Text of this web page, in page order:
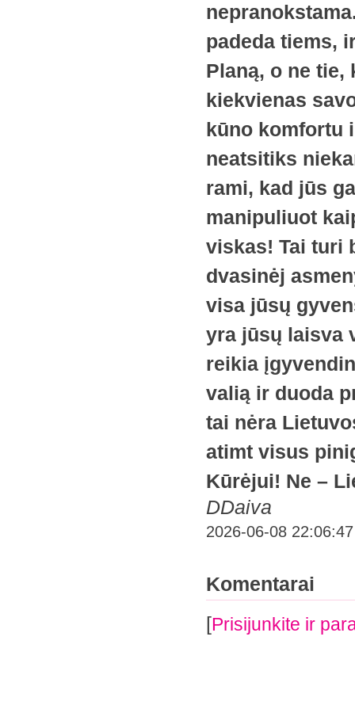
padeda tiems,
Planą, o ne
kiekvienas
kūno komfortu
neatsitiks
rami, kad jūs
manipuliuot
viskas! Tai turi
dvasinėj
visa jūsų
yra jūsų laisva
reikia
valią ir duoda
tai nėra
atimt visus
Kūrėjui! Ne –
DDaiva
2026-06-08 22:06:47
Komentarai
[Prisijunkite ir